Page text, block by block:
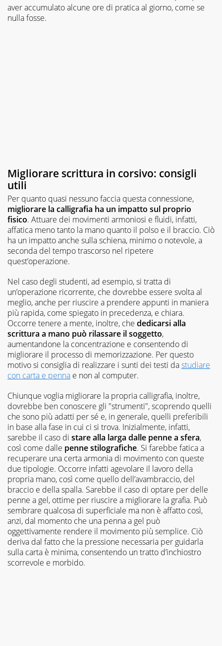
aver accumulato alcune ore di pratica al giorno, come se
nulla fosse.
Migliorare scrittura in corsivo: consigli
utili
Per quanto quasi nessuno faccia questa connessione,
migliorare la calligrafia ha un impatto sul proprio
fisico. Attuare dei movimenti armoniosi e fluidi, infatti,
affatica meno tanto la mano quanto il polso e il braccio. Ciò
ha un impatto anche sulla schiena, minimo o notevole, a
seconda del tempo trascorso nel ripetere
quest’operazione.
Nel caso degli studenti, ad esempio, si tratta di
un’operazione ricorrente, che dovrebbe essere svolta al
meglio, anche per riuscire a prendere appunti in maniera
più rapida, come spiegato in precedenza, e chiara.
Occorre tenere a mente, inoltre, che dedicarsi alla
scrittura a mano può rilassare il soggetto,
aumentandone la concentrazione e consentendo di
migliorare il processo di memorizzazione. Per questo
motivo si consiglia di realizzare i sunti dei testi dastudiare
con carta e penna e non al computer.
Chiunque voglia migliorare la propria calligrafia, inoltre,
dovrebbe ben conoscere gli "strumenti", scoprendo quelli
che sono più adatti per sé e, in generale, quelli preferibili
in base alla fase in cui ci si trova. Inizialmente, infatti,
sarebbe il caso di stare alla larga dalle penne a sfera,
così come dalle penne stilografiche. Si farebbe fatica a
recuperare una certa armonia di movimento con queste
due tipologie. Occorre infatti agevolare il lavoro della
propria mano, così come quello dell’avambraccio, del
braccio e della spalla. Sarebbe il caso di optare per delle
penne a gel, ottime per riuscire a migliorare la grafia. Può
sembrare qualcosa di superficiale ma non è affatto così,
anzi, dal momento che una penna a gel può
oggettivamente rendere il movimento più semplice. Ciò
deriva dal fatto che la pressione necessaria per guidarla
sulla carta è minima, consentendo un tratto d’inchiostro
scorrevole e morbido.